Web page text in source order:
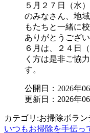
５月２７日（水
のみなさん、地
もたちと一緒に
ありがとうござい
６月は、２４日
く方は是非ご協
す。
公開日：2026年
更新日：2026年
カテゴリ:お掃除ボラン
いつもお掃除を手伝っ